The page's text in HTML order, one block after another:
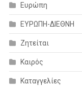
Ευρώπη
ΕΥΡΩΠΗ-ΔΙΕΘΝΗ
Ζητείται
Καιρός
Καταγγελίες